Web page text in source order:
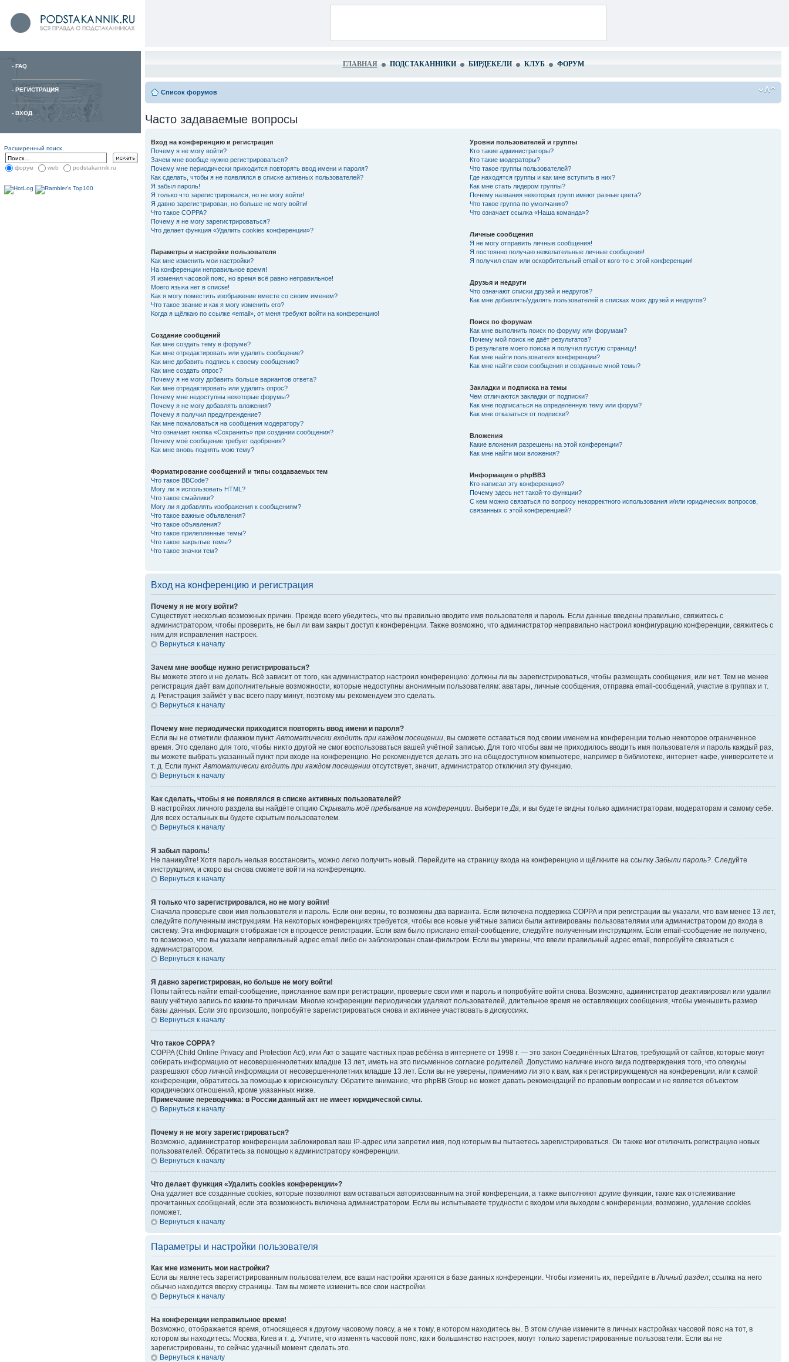
- FAQ
- РЕГИСТРАЦИЯ
- ВХОД
Расширенный поиск
форум web podstakannik.ru
ГЛАВНАЯ ПОДСТАКАННИКИ БИРДЕКЕЛИ КЛУБ ФОРУМ
Список форумов
Часто задаваемые вопросы
Вход на конференцию и регистрация
Почему я не могу войти?
Зачем мне вообще нужно регистрироваться?
Почему мне периодически приходится повторять ввод имени и пароля?
Как сделать, чтобы я не появлялся в списке активных пользователей?
Я забыл пароль!
Я только что зарегистрировался, но не могу войти!
Я давно зарегистрирован, но больше не могу войти!
Что такое COPPA?
Почему я не могу зарегистрироваться?
Что делает функция «Удалить cookies конференции»?
Параметры и настройки пользователя
Как мне изменить мои настройки?
На конференции неправильное время!
Я изменил часовой пояс, но время всё равно неправильное!
Моего языка нет в списке!
Как я могу поместить изображение вместе со своим именем?
Что такое звание и как я могу изменить его?
Когда я щёлкаю по ссылке «email», от меня требуют войти на конференцию!
Создание сообщений
Как мне создать тему в форуме?
Как мне отредактировать или удалить сообщение?
Как мне добавить подпись к своему сообщению?
Как мне создать опрос?
Почему я не могу добавить больше вариантов ответа?
Как мне отредактировать или удалить опрос?
Почему мне недоступны некоторые форумы?
Почему я не могу добавлять вложения?
Почему я получил предупреждение?
Как мне пожаловаться на сообщения модератору?
Что означает кнопка «Сохранить» при создании сообщения?
Почему моё сообщение требует одобрения?
Как мне вновь поднять мою тему?
Форматирование сообщений и типы создаваемых тем
Что такое BBCode?
Могу ли я использовать HTML?
Что такое смайлики?
Могу ли я добавлять изображения к сообщениям?
Что такое важные объявления?
Что такое объявления?
Что такое прилепленные темы?
Что такое закрытые темы?
Что такое значки тем?
Уровни пользователей и группы
Кто такие администраторы?
Кто такие модераторы?
Что такое группы пользователей?
Где находятся группы и как мне вступить в них?
Как мне стать лидером группы?
Почему названия некоторых групп имеют разные цвета?
Что такое группа по умолчанию?
Что означает ссылка «Наша команда»?
Личные сообщения
Я не могу отправить личные сообщения!
Я постоянно получаю нежелательные личные сообщения!
Я получил спам или оскорбительный email от кого-то с этой конференции!
Друзья и недруги
Что означают списки друзей и недругов?
Как мне добавлять/удалять пользователей в списках моих друзей и недругов?
Поиск по форумам
Как мне выполнить поиск по форуму или форумам?
Почему мой поиск не даёт результатов?
В результате моего поиска я получил пустую страницу!
Как мне найти пользователя конференции?
Как мне найти свои сообщения и созданные мной темы?
Закладки и подписка на темы
Чем отличаются закладки от подписки?
Как мне подписаться на определённую тему или форум?
Как мне отказаться от подписки?
Вложения
Какие вложения разрешены на этой конференции?
Как мне найти мои вложения?
Информация о phpBB3
Кто написал эту конференцию?
Почему здесь нет такой-то функции?
С кем можно связаться по вопросу некорректного использования и/или юридических вопросов,
связанных с этой конференцией?
Вход на конференцию и регистрация
Почему я не могу войти?
Существует несколько возможных причин. Прежде всего убедитесь, что вы правильно вводите имя пользователя и пароль. Если данные введены правильно, свяжитесь с
администратором, чтобы проверить, не был ли вам закрыт доступ к конференции. Также возможно, что администратор неправильно настроил конфигурацию конференции, свяжитесь с
ним для исправления настроек.
Вернуться к началу
Зачем мне вообще нужно регистрироваться?
Вы можете этого и не делать. Всё зависит от того, как администратор настроил конференцию: должны ли вы зарегистрироваться, чтобы размещать сообщения, или нет. Тем не менее
регистрация даёт вам дополнительные возможности, которые недоступны анонимным пользователям: аватары, личные сообщения, отправка email-сообщений, участие в группах и т.
д. Регистрация займёт у вас всего пару минут, поэтому мы рекомендуем это сделать.
Вернуться к началу
Почему мне периодически приходится повторять ввод имени и пароля?
Если вы не отметили флажком пунктАвтоматически входить при каждом посещении, вы сможете оставаться под своим именем на конференции только некоторое ограниченное
время. Это сделано для того, чтобы никто другой не смог воспользоваться вашей учётной записью. Для того чтобы вам не приходилось вводить имя пользователя и пароль каждый раз,
вы можете выбрать указанный пункт при входе на конференцию. Не рекомендуется делать это на общедоступном компьютере, например в библиотеке, интернет-кафе, университете и
т. д. Если пунктАвтоматически входить при каждом посещении отсутствует, значит, администратор отключил эту функцию.
Вернуться к началу
Как сделать, чтобы я не появлялся в списке активных пользователей?
В настройках личного раздела вы найдёте опцию Скрывать моё пребывание на конференции. ВыберитеДа, и вы будете видны только администраторам, модераторам и самому себе.
Для всех остальных вы будете скрытым пользователем.
Вернуться к началу
Я забыл пароль!
Не паникуйте! Хотя пароль нельзя восстановить, можно легко получить новый. Перейдите на страницу входа на конференцию и щёлкните на ссылку Забыли пароль?. Следуйте
инструкциям, и скоро вы снова сможете войти на конференцию.
Вернуться к началу
Я только что зарегистрировался, но не могу войти!
Сначала проверьте свои имя пользователя и пароль. Если они верны, то возможны два варианта. Если включена поддержка COPPA и при регистрации вы указали, что вам менее 13 лет,
следуйте полученным инструкциям. На некоторых конференциях требуется, чтобы все новые учётные записи были активированы пользователями или администратором до входа в
систему. Эта информация отображается в процессе регистрации. Если вам было прислано email-сообщение, следуйте полученным инструкциям. Если email-сообщение не получено,
то возможно, что вы указали неправильный адрес email либо он заблокирован спам-фильтром. Если вы уверены, что ввели правильный адрес email, попробуйте связаться с
администратором.
Вернуться к началу
Я давно зарегистрирован, но больше не могу войти!
Попытайтесь найти email-сообщение, присланное вам при регистрации, проверьте свои имя и пароль и попробуйте войти снова. Возможно, администратор деактивировал или удалил
вашу учётную запись по каким-то причинам. Многие конференции периодически удаляют пользователей, длительное время не оставляющих сообщения, чтобы уменьшить размер
базы данных. Если это произошло, попробуйте зарегистрироваться снова и активнее участвовать в дискуссиях.
Вернуться к началу
Что такое COPPA?
COPPA (Child Online Privacy and Protection Act), или Акт о защите частных прав ребёнка в интернете от 1998 г. — это закон Соединённых Штатов, требующий от сайтов, которые могут
собирать информацию от несовершеннолетних младше 13 лет, иметь на это письменное согласие родителей. Допустимо наличие иного вида подтверждения того, что опекуны
разрешают сбор личной информации от несовершеннолетних младше 13 лет. Если вы не уверены, применимо ли это к вам, как к регистрирующемуся на конференции, или к самой
конференции, обратитесь за помощью к юрисконсульту. Обратите внимание, что phpBB Group не может давать рекомендаций по правовым вопросам и не является объектом
юридических отношений, кроме указанных ниже.
Примечание переводчика: в России данный акт не имеет юридической силы.
Вернуться к началу
Почему я не могу зарегистрироваться?
Возможно, администратор конференции заблокировал ваш IP-адрес или запретил имя, под которым вы пытаетесь зарегистрироваться. Он также мог отключить регистрацию новых
пользователей. Обратитесь за помощью к администратору конференции.
Вернуться к началу
Что делает функция «Удалить cookies конференции»?
Она удаляет все созданные cookies, которые позволяют вам оставаться авторизованным на этой конференции, а также выполняют другие функции, такие как отслеживание
прочитанных сообщений, если эта возможность включена администратором. Если вы испытываете трудности с входом или выходом с конференции, возможно, удаление cookies
поможет.
Вернуться к началу
Параметры и настройки пользователя
Как мне изменить мои настройки?
Если вы являетесь зарегистрированным пользователем, все ваши настройки хранятся в базе данных конференции. Чтобы изменить их, перейдите вЛичный раздел; ссылка на него
обычно находится вверху страницы. Там вы можете изменить все свои настройки.
Вернуться к началу
На конференции неправильное время!
Возможно, отображается время, относящееся к другому часовому поясу, а не к тому, в котором находитесь вы. В этом случае измените в личных настройках часовой пояс на тот, в
котором вы находитесь: Москва, Киев и т. д. Учтите, что изменять часовой пояс, как и большинство настроек, могут только зарегистрированные пользователи. Если вы не
зарегистрированы, то сейчас удачный момент сделать это.
Вернуться к началу